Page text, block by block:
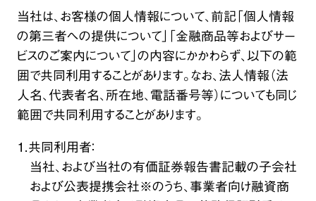
当社は､お客様の個人情報について、前記「個人情報
の第三者への提供について」「金融商品等およびサー
ビスのご案内について」の内容にかかわらず、以下の範
囲で共同利用することがあります。なお、法人情報（法
人名、代表者名、所在地、電話番号等）についても同じ
範囲で共同利用することがあります。
１．共同利用者：
当社、および当社の有価証券報告書記載の子会社
および公表提携会社※のうち、事業者向け融資商